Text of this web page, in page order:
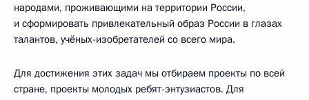
народами, проживающими на территории России,
и сформировать привлекательный образ России в глазах
талантов, учёных-изобретателей со всего мира.
Для достижения этих задач мы отбираем проекты по всей
стране, проекты молодых ребят-энтузиастов. Для